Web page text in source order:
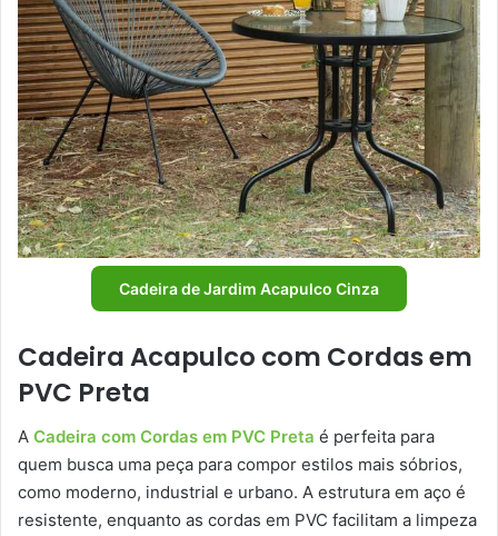
Cadeira de Jardim Acapulco Cinza
Cadeira Acapulco com Cordas em
PVC Preta
A Cadeira com Cordas em PVC Preta é perfeita para
quem busca uma peça para compor estilos mais sóbrios,
como moderno, industrial e urbano. A estrutura em aço é
resistente, enquanto as cordas em PVC facilitam a limpeza